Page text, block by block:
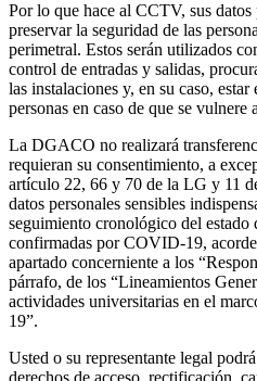
Por lo que hace al CCTV, sus datos
preservar la seguridad de las
perimetral. Estos serán utilizados
control de entradas y salidas,
las instalaciones y, en su caso,
personas en caso de que se
La DGACO no realizará
requieran su consentimiento, a
artículo 22, 66 y 70 de la LG y 11
datos personales sensibles
seguimiento cronológico del estado
confirmadas por COVID-19,
apartado concerniente a los
párrafo, de los “Lineamientos
actividades universitarias en el
19”.
Usted o su representante legal